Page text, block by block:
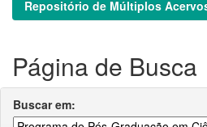
Repositório de Múltiplos
Página de Busca
Buscar em: